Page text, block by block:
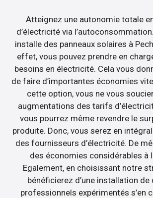
Atteignez une autonomie totale
d’électricité via
installe des panneaux solaires à
effet, vous pouvez prendre en
besoins en électricité. Cela vous
de faire d’importantes économies
cette option, vous ne vous
augmentations des tarifs
vous pourrez même revendre le
produite. Donc, vous serez en
des fournisseurs d’électricité. De
des économies considérables à
Egalement, en choisissant notre
bénéficierez d’une installation de
professionnels expérimentés s’en